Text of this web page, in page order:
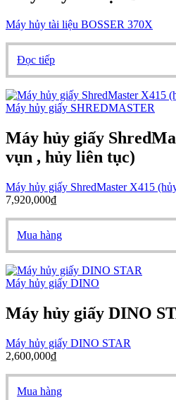
Máy hủy tài liệu BOSSER 370X
Đọc tiếp
Máy hủy giấy SHREDMASTER
Máy hủy giấy
vụn , hủy liên tục)
Máy hủy giấy ShredMaster X415
7,920,000₫
Mua hàng
Máy hủy giấy DINO
Máy hủy giấy DINO
Máy hủy giấy DINO STAR
2,600,000₫
Mua hàng